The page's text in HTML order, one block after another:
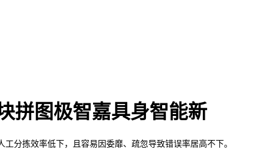
拼图极智嘉具身智能新
拣效率低下，且容易因委靡、疏忽导致错误率居高不下。